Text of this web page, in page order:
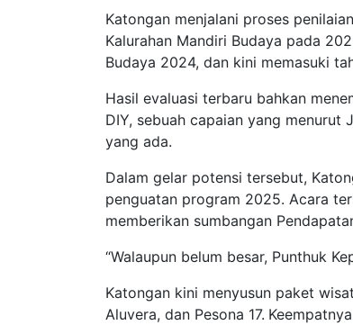
Katongan menjalani proses
Kalurahan Mandiri Budaya pada
Budaya 2024, dan kini memasuki
Hasil evaluasi terbaru bahkan
DIY, sebuah capaian yang
yang ada.
Dalam gelar potensi tersebut,
penguatan program 2025. Acara
memberikan sumbangan
“Walaupun belum besar, Punthuk
Katongan kini menyusun paket
Aluvera, dan Pesona 17.